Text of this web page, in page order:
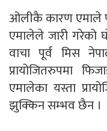
ओलीकै कारण एमाले
एमालेले जारी गरेको
वाचा पूर्व मिस
प्रायोजितरुपमा
एमालेका यस्ता
झुक्किन सम्भव छैन ।